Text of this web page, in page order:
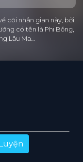
cõi nhân gian này, bởi
có tên là Phi Bồng,
Lâu Ma…